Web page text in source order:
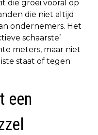
die groei vooral op
die niet altijd
ondernemers. Het
schaarste’
meters, maar niet
staat of tegen
een